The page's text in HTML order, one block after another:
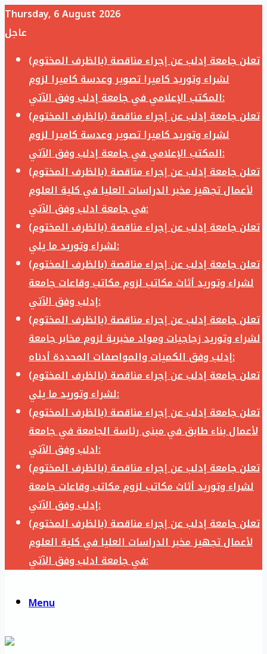
Thursday, 6 August 2026
عاجل
تعلن جامعة إدلب عن إجراء مناقصة (بالظرف المختوم)
لشراء وتوريد كاميرا تصوير وعدسة كاميرا لزوم
المكتب الإعلامي في جامعة إدلب وفق الآتي:
تعلن جامعة إدلب عن إجراء مناقصة (بالظرف المختوم)
لشراء وتوريد كاميرا تصوير وعدسة كاميرا لزوم
المكتب الإعلامي في جامعة إدلب وفق الآتي:
تعلن جامعة إدلب عن إجراء مناقصة (بالظرف المختوم)
لأعمال تجهيز مخبر الدراسات العليا في كلية العلوم
في جامعة ادلب وفق الآتي:
تعلن جامعة إدلب عن إجراء مناقصة (بالظرف المختوم)
لشراء وتوريد ما يلي:
تعلن جامعة إدلب عن إجراء مناقصة (بالظرف المختوم)
لشراء وتوريد أثاث مكاتب لزوم مكاتب وقاعات جامعة
إدلب وفق الآتي:
تعلن جامعة إدلب عن إجراء مناقصة (بالظرف المختوم)
لشراء وتوريد زجاجيات ومواد مخبرية لزوم مخابر جامعة
إدلب وفق الكميات والمواصفات المحددة أدناه:
تعلن جامعة إدلب عن إجراء مناقصة (بالظرف المختوم)
لشراء وتوريد ما يلي:
تعلن جامعة إدلب عن إجراء مناقصة (بالظرف المختوم)
لأعمال بناء طابق في مبنى رئاسة الجامعة في جامعة
ادلب وفق الآتي:
تعلن جامعة إدلب عن إجراء مناقصة (بالظرف المختوم)
لشراء وتوريد أثاث مكاتب لزوم مكاتب وقاعات جامعة
إدلب وفق الآتي:
تعلن جامعة إدلب عن إجراء مناقصة (بالظرف المختوم)
لأعمال تجهيز مخبر الدراسات العليا في كلية العلوم
في جامعة ادلب وفق الآتي:
Menu